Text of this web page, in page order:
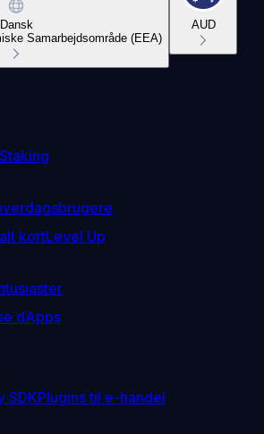
Dansk
Samarbejdsområde (EEA)
AUD
Staking
kortLevel Up
dApps
SDKPlugins til e-handel